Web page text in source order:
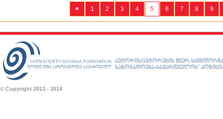
« 1 2 3 4 5 6 7 8 9
ავტორის/ავტორების მიერ
საზოგადოება-საქართველოს”
© Copyright 2013 - 2014